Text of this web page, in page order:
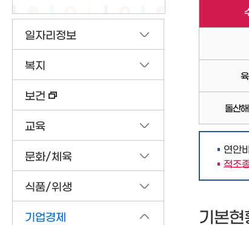
일자리정보
복지
보건
교육
문화/체육
식품/위생
기업경제
돌산
연안
적조
기본현